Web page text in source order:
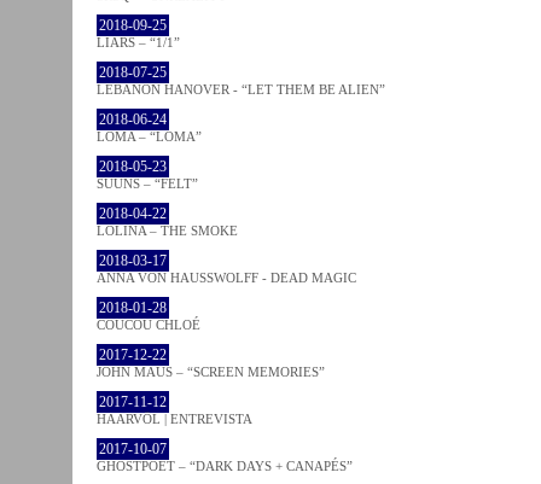
2018-09-25
LIARS – “1/1”
2018-07-25
LEBANON HANOVER - “LET THEM BE ALIEN”
2018-06-24
LOMA – “LOMA”
2018-05-23
SUUNS – “FELT”
2018-04-22
LOLINA – THE SMOKE
2018-03-17
ANNA VON HAUSSWOLFF - DEAD MAGIC
2018-01-28
COUCOU CHLOÉ
2017-12-22
JOHN MAUS – “SCREEN MEMORIES”
2017-11-12
HAARVÖL | ENTREVISTA
2017-10-07
GHOSTPOET – “DARK DAYS + CANAPÉS”